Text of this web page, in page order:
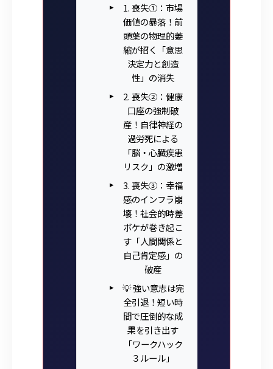
1. 喪失①：市場
価値の暴落！前
頭葉の物理的萎
縮が招く「意思
決定力と創造
性」の消失
2. 喪失②：健康
口座の強制破
産！自律神経の
過労死による
「脳・心臓疾患
リスク」の激増
3. 喪失③：幸福
感のインフラ崩
壊！社会的時差
ボケが巻き起こ
す「人間関係と
自己肯定感」の
破産
💡 強い意志は完
全引退！短い時
間で圧倒的な成
果を引き出す
「ワークハック
３ルール」